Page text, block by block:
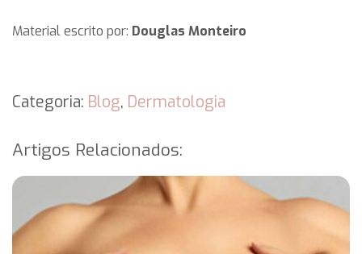
Material escrito por: Douglas Monteiro
Categoria: Blog, Dermatologia
Artigos Relacionados: